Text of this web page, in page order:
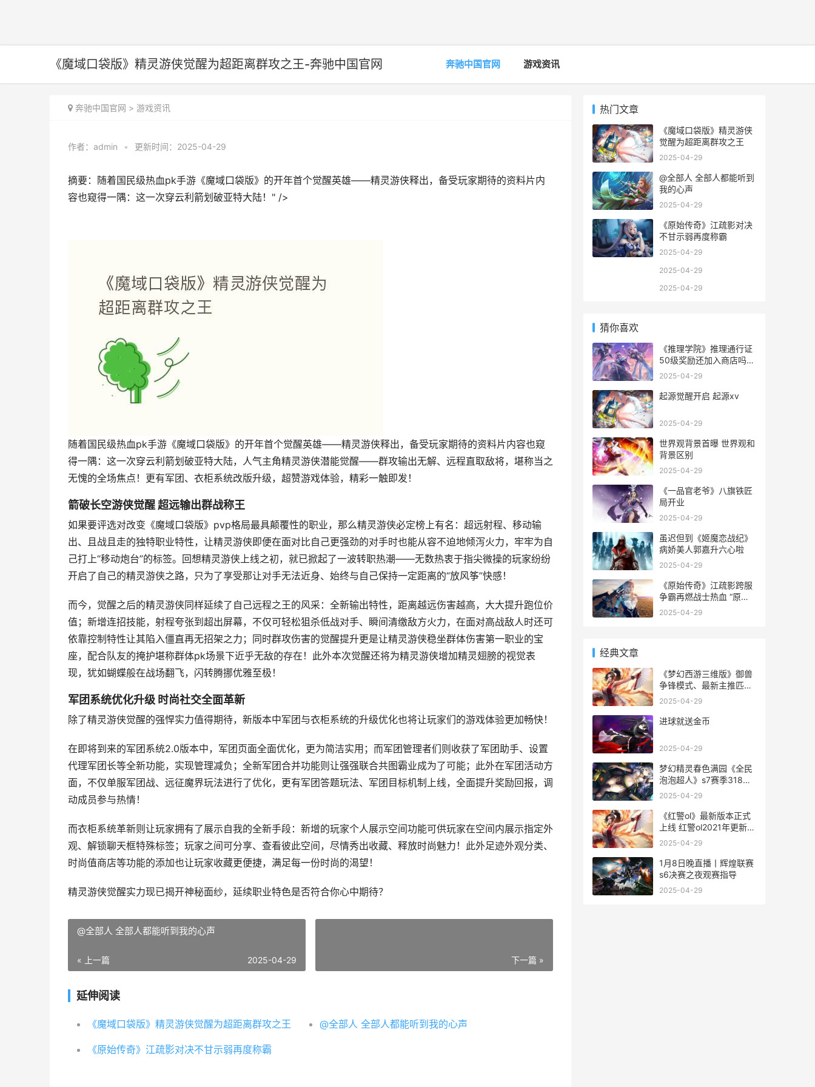
《魔域口袋版》精灵游侠觉醒为超距离群攻之王-奔驰中国官网 奔驰中国官网 游戏资讯
奔驰中国官网 > 游戏资讯
作者： admin • 更新时间：2025-04-29
摘要：随着国民级热血pk手游《魔域口袋版》的开年首个觉醒英雄——精灵游侠释出，备受玩家期待的资料片内
容也窥得一隅：这一次穿云利箭划破亚特大陆！" />
随着国民级热血pk手游《魔域口袋版》的开年首个觉醒英雄——精灵游侠释出，备受玩家期待的资料片内容也窥
得一隅：这一次穿云利箭划破亚特大陆，人气主角精灵游侠潜能觉醒——群攻输出无解、远程直取敌将，堪称当之
无愧的全场焦点！更有军团、衣柜系统改版升级，超赞游戏体验，精彩一触即发！
箭破长空游侠觉醒 超远输出群战称王
如果要评选对改变《魔域口袋版》pvp格局最具颠覆性的职业，那么精灵游侠必定榜上有名：超远射程、移动输
出、且战且走的独特职业特性，让精灵游侠即便在面对比自己更强劲的对手时也能从容不迫地倾泻火力，牢牢为自
己打上“移动炮台”的标签。回想精灵游侠上线之初，就已掀起了一波转职热潮——无数热衷于指尖微操的玩家纷纷
开启了自己的精灵游侠之路，只为了享受那让对手无法近身、始终与自己保持一定距离的“放风筝”快感！
而今，觉醒之后的精灵游侠同样延续了自己远程之王的风采：全新输出特性，距离越远伤害越高，大大提升跑位价
值；新增连招技能，射程夸张到超出屏幕，不仅可轻松狙杀低战对手、瞬间清缴敌方火力，在面对高战敌人时还可
依靠控制特性让其陷入僵直再无招架之力；同时群攻伤害的觉醒提升更是让精灵游侠稳坐群体伤害第一职业的宝
座，配合队友的掩护堪称群体pk场景下近乎无敌的存在！此外本次觉醒还将为精灵游侠增加精灵翅膀的视觉表
现，犹如蝴蝶般在战场翻飞，闪转腾挪优雅至极！
军团系统优化升级 时尚社交全面革新
除了精灵游侠觉醒的强悍实力值得期待，新版本中军团与衣柜系统的升级优化也将让玩家们的游戏体验更加畅快！
在即将到来的军团系统2.0版本中，军团页面全面优化，更为简洁实用；而军团管理者们则收获了军团助手、设置
代理军团长等全新功能，实现管理减负；全新军团合并功能则让强强联合共图霸业成为了可能；此外在军团活动方
面，不仅单服军团战、远征魔界玩法进行了优化，更有军团答题玩法、军团目标机制上线，全面提升奖励回报，调
动成员参与热情！
而衣柜系统革新则让玩家拥有了展示自我的全新手段：新增的玩家个人展示空间功能可供玩家在空间内展示指定外
观、解锁聊天框特殊标签；玩家之间可分享、查看彼此空间，尽情秀出收藏、释放时尚魅力！此外足迹外观分类、
时尚值商店等功能的添加也让玩家收藏更便捷，满足每一份时尚的渴望！
精灵游侠觉醒实力现已揭开神秘面纱，延续职业特色是否符合你心中期待？
@全部人 全部人都能听到我的心声
« 上一篇 2025-04-29 下一篇 »
延伸阅读
《魔域口袋版》精灵游侠觉醒为超距离群攻之王 @全部人 全部人都能听到我的心声
《原始传奇》江疏影对决不甘示弱再度称霸
热门文章
《魔域口袋版》精灵游侠
觉醒为超距离群攻之王
2025-04-29
@全部人 全部人都能听到
我的心声
2025-04-29
《原始传奇》江疏影对决
不甘示弱再度称霸
2025-04-29
2025-04-29
2025-04-29
猜你喜欢
《推理学院》推理通行证
50级奖励还加入商店吗
推理学院好玩吗
2025-04-29
起源觉醒开启 起源xv
2025-04-29
世界观背景首曝 世界观和
背景区别
2025-04-29
《一品官老爷》八旗铁匠
局开业
2025-04-29
虽迟但到《姬魔恋战纪》
病娇美人郭嘉升六心啦
2025-04-29
《原始传奇》江疏影跨服
争霸再燃战士热血 “原始
传奇”
2025-04-29
经典文章
《梦幻西游三维版》御兽
争锋模式、最新主推匹配
功能 梦幻西游三维版亏了
2025-04-29
进球就送金币
2025-04-29
梦幻精灵春色满园《全民
泡泡超人》s7赛季318来
袭 梦幻春色满园怎么算完
2025-04-29
《红警ol》最新版本正式
上线 红警ol2021年更新公
告
2025-04-29
1月8日晚直播丨辉煌联赛
s6决赛之夜观赛指导
2025-04-29